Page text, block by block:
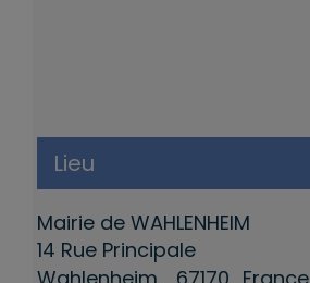
Lieu
Mairie de WAHLENHEIM
14 Rue Principale